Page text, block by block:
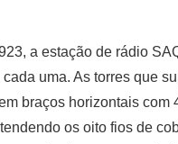
a estação de rádio
cada uma. As torres que
braços horizontais
os oito fios de